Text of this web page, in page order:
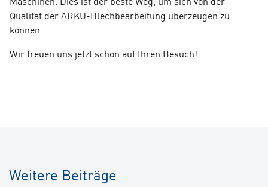
Qualität der ARKU-Blechbearbeitung überzeugen zu
können.
Wir freuen uns jetzt schon auf Ihren Besuch!
Weitere Beiträge